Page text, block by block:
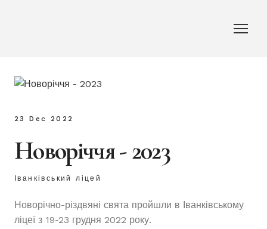
23 Dec 2022
Новоріччя - 2023
Іванківський ліцей
Новорічно-різдвяні свята пройшли в Іванківському
ліцеї з 19-23 грудня 2022 року.